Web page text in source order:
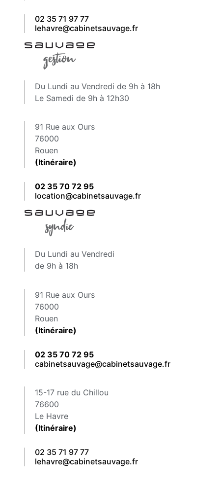
02 35 71 97 77
lehavre@cabinetsauvage.fr
Du Lundi au Vendredi de 9h à 18h
Le Samedi de 9h à 12h30
91 Rue aux Ours
76000
Rouen
(Itinéraire)
02 35 70 72 95
location@cabinetsauvage.fr
Du Lundi au Vendredi
de 9h à 18h
91 Rue aux Ours
76000
Rouen
(Itinéraire)
02 35 70 72 95
cabinetsauvage@cabinetsauvage.fr
15-17 rue du Chillou
76600
Le Havre
(Itinéraire)
02 35 71 97 77
lehavre@cabinetsauvage.fr